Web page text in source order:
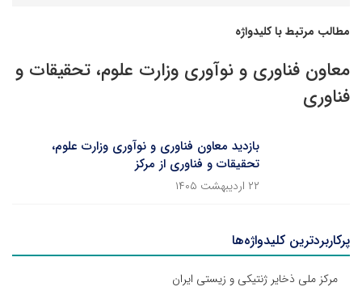
مطالب مرتبط با کلیدواژه
معاون فناوری و نوآوری وزارت علوم، تحقیقات و
فناوری
بازدید معاون فناوری و نوآوری وزارت علوم،
تحقیقات و فناوری از مرکز
۲۲ اردیبهشت ۱۴۰۵
پرکاربردترین کلیدواژه‌ها
مرکز ملی ذخایر ژنتیکی و زیستی ایران